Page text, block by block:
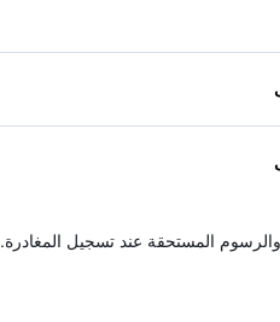
المستحقة عند تسجيل المغادرة.